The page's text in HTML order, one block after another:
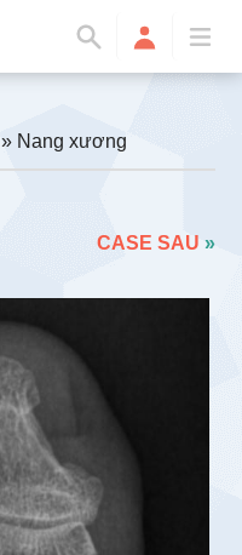
» Nang xương
CASE SAU »